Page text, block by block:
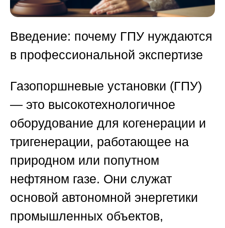
Введение: почему ГПУ нуждаются
в профессиональной экспертизе
Газопоршневые установки (ГПУ)
— это высокотехнологичное
оборудование для когенерации и
тригенерации, работающее на
природном или попутном
нефтяном газе. Они служат
основой автономной энергетики
промышленных объектов,